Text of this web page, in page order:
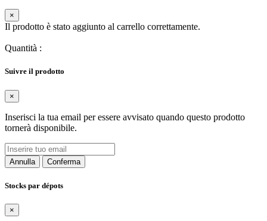
×
Il prodotto è stato aggiunto al carrello correttamente.
Quantità :
Suivre il prodotto
×
Inserisci la tua email per essere avvisato quando questo prodotto
tornerà disponibile.
Annulla Conferma
Stocks par dépots
×